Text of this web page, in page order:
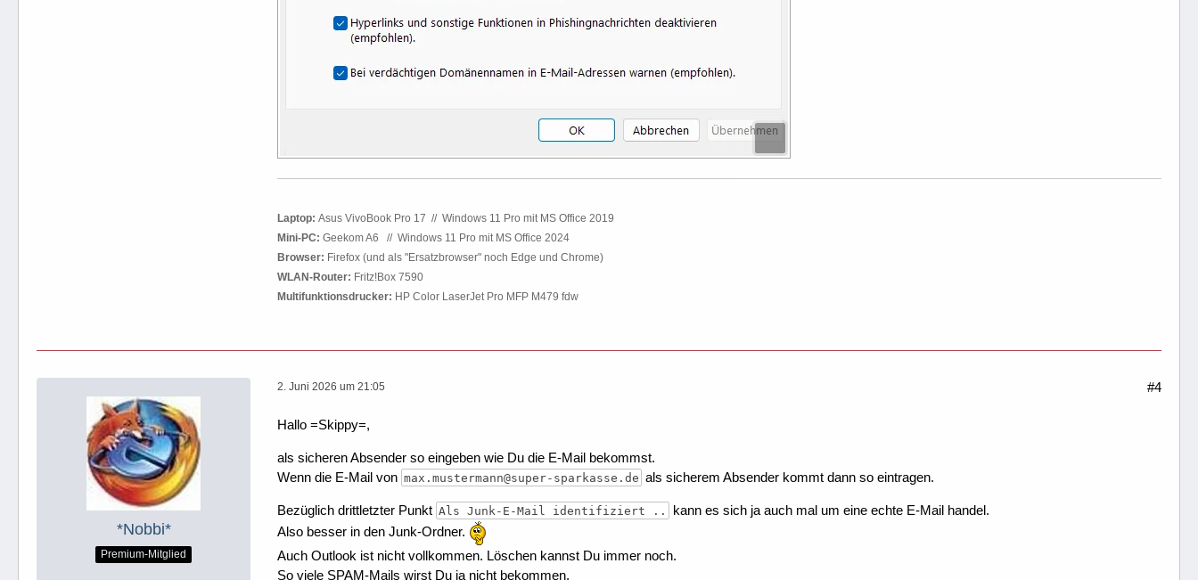
Laptop: Asus VivoBook Pro 17 //. Windows 11 Pro mit MS Office 2019
Mini-PC: Geekom A6 //. Windows 11 Pro mit MS Office 2024
Browser: Firefox (und als "Ersatzbrowser" noch Edge und Chrome)
WLAN-Router: Fritz!Box 7590
Multifunktionsdrucker: HP Color LaserJet Pro MFP M479 fdw
*Nobbi*
Premium-Mitglied
2. Juni 2026 um 21:05 #4
Hallo =Skippy=,
als sicheren Absender so eingeben wie Du die E-Mail bekommst.
Wenn die E-Mail von max.mustermann@super-sparkasse.de als sicherem Absender kommt dann so eintragen.
Bezüglich drittletzter Punkt Als Junk-E-Mail identifiziert ..
kann es sich ja auch mal um eine echte E-Mail handel.
Also besser in den Junk-Ordner.
Auch Outlook ist nicht vollkommen. Löschen kannst Du immer noch.
So viele SPAM-Mails wirst Du ja nicht bekommen.